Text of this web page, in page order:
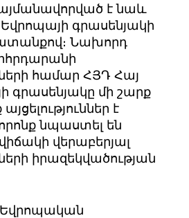
է նաև
գրասենյակի
Նախորդ
համար ՀՅԴ Հայ
գրասենյակը մի շարք
է
նպաստել են
վերաբերյալ
իրազեկվածության
Եվրոպական